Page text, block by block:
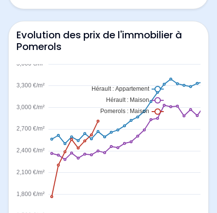
Evolution des prix de l'immobilier à
Pomerols